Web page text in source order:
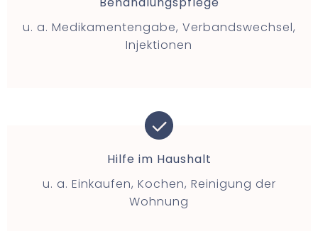
u. a. Medikamentengabe, Verbandswechsel,
Injektionen
Hilfe im Haushalt
u. a. Einkaufen, Kochen, Reinigung der
Wohnung